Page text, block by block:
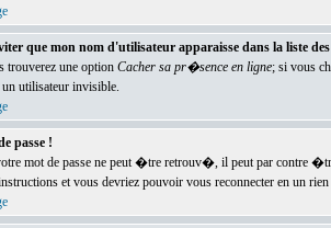
que mon nom d'utilisateur apparaisse dans la liste
trouverez une option Cacher sa pr�sence en ligne; si vous
utilisateur invisible.
passe !
mot de passe ne peut �tre retrouv�, il peut par contre
et vous devriez pouvoir vous reconnecter en un rien